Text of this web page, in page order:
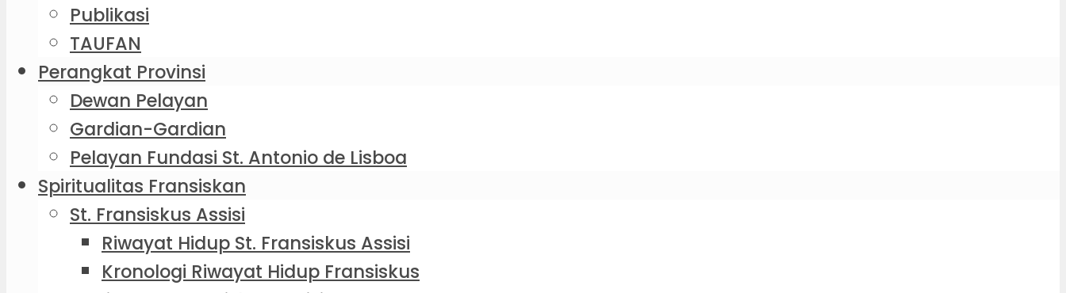
Publikasi
TAUFAN
Perangkat Provinsi
Dewan Pelayan
Gardian-Gardian
Pelayan Fundasi St. Antonio de Lisboa
Spiritualitas Fransiskan
St. Fransiskus Assisi
Riwayat Hidup St. Fransiskus Assisi
Kronologi Riwayat Hidup Fransiskus